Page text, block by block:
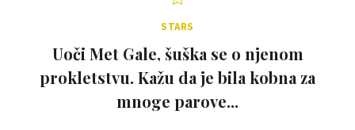
STARS
Uoči Met Gale, šuška se o njenom
prokletstvu. Kažu da je bila kobna za
mnoge parove...